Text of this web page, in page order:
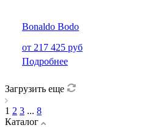
Bonaldo Bodo
от 217 425 руб
Подробнее
Загрузить еще
1 2 3 ... 8
Каталог